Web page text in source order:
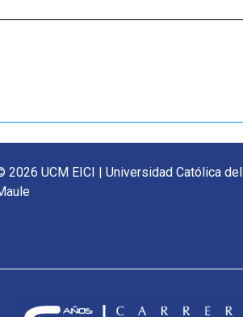
2026 UCM EICI | Universidad Católica del